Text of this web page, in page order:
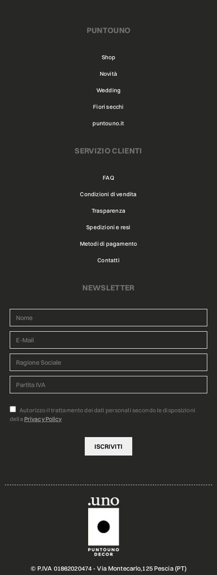
PUNTOUNO
Shop
Novità
Wedding
Fiori secchi
puntouno.it
SERVIZIO CLIENTI
FAQ
Condizioni di vendita
Trasparenza
Spedizioni e resi
Metodi di pagamento
Contatti
NEWSLETTER
Autorizzo il trattamento dei dati personali secondo le disposizioni
della Privacy Policy
© P.IVA 01862020474 - Via Montecarlo,125 Pescia (PT)